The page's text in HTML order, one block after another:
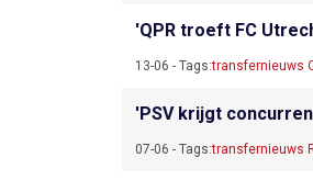
'QPR troeft FC
13-06 - Tags:transfernieuws
'PSV krijgt
07-06 - Tags:transfernieuws